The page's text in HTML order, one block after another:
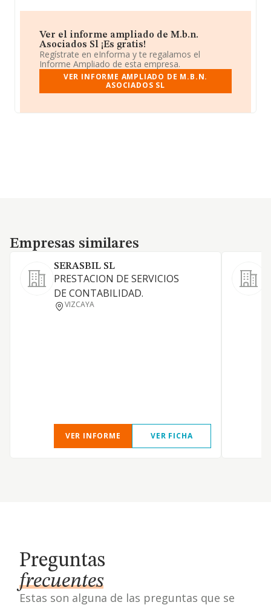
Ver el informe ampliado de M.b.n.
Asociados Sl ¡Es gratis!
Regístrate en eInforma y te regalamos el
Informe Ampliado de esta empresa.
VER INFORME AMPLIADO DE M.B.N.
ASOCIADOS SL
Empresas similares
Empresas similares
SERASBIL SL
PRESTACION DE SERVICIOS
DE CONTABILIDAD.
VIZCAYA
VER INFORME VER FICHA
Preguntas
frecuentes
Estas son alguna de las preguntas que se